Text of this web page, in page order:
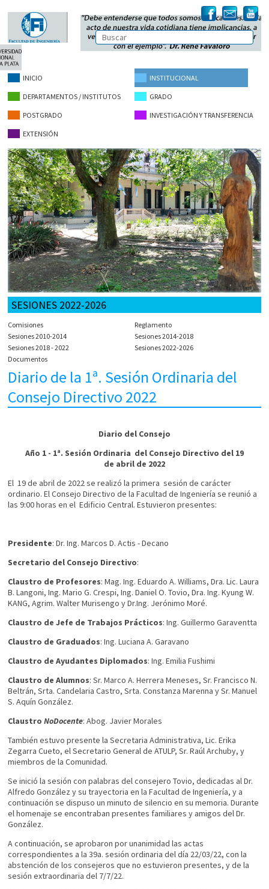
INICIO INSTITUCIONAL
DEPARTAMENTOS / INSTITUTOS GRADO
POSTGRADO INVESTIGACIÓN Y TRANSFERENCIA
EXTENSIÓN
SESIONES 2022-2026
Comisiones
Reglamento
Sesiones 2010-2014
Sesiones 2014-2018
Sesiones 2018 - 2022
Sesiones 2022-2026
Documentos
Diario de la 1ª. Sesión Ordinaria del
Consejo Directivo 2022
Diario del Consejo
Año 1 - 1ª. Sesión Ordinaria del Consejo Directivo del 19
de abril de 2022
El 19 de abril de 2022 se realizó la primera sesión de carácter
ordinario. El Consejo Directivo de la Facultad de Ingeniería se reunió a
las 9:00 horas en el Edificio Central. Estuvieron presentes:
Presidente: Dr. Ing. Marcos D. Actis - Decano
Secretario del Consejo Directivo:
Claustro de Profesores: Mag. Ing. Eduardo A. Williams, Dra. Lic. Laura
B. Langoni, Ing. Mario G. Crespi, Ing. Daniel O. Tovio, Dra. Ing. Kyung W.
KANG, Agrim. Walter Murisengo y Dr.Ing. Jerónimo Moré.
Claustro de Jefe de Trabajos Prácticos: Ing. Guillermo Garaventta
Claustro de Graduados: Ing. Luciana A. Garavano
Claustro de Ayudantes Diplomados: Ing. Emilia Fushimi
Claustro de Alumnos: Sr. Marco A. Herrera Meneses, Sr. Francisco N.
Beltrán, Srta. Candelaria Castro, Srta. Constanza Marenna y Sr. Manuel
S. Aquín González.
ClaustroNoDocente: Abog. Javier Morales
También estuvo presente la Secretaria Administrativa, Lic. Erika
Zegarra Cueto, el Secretario General de ATULP, Sr. Raúl Archuby, y
miembros de la Comunidad.
Se inició la sesión con palabras del consejero Tovio, dedicadas al Dr.
Alfredo González y su trayectoria en la Facultad de Ingeniería, y a
continuación se dispuso un minuto de silencio en su memoria. Durante
el homenaje se encontraban presentes familiares y amigos del Dr.
González.
A continuación, se aprobaron por unanimidad las actas
correspondientes a la 39a. sesión ordinaria del día 22/03/22, con la
abstención de los consejeros que no estuvieron presentes, y de la
sesión extraordinaria del 7/7/22.